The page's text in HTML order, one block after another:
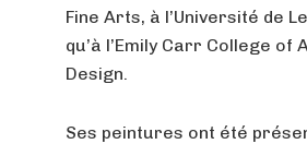
Fine Arts, à l’Université de
qu’à l’Emily Carr College of
Design.
Ses peintures ont été